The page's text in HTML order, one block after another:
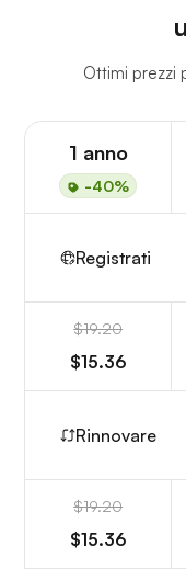
Ottimi prezzi
1 anno
-40%
Registrati
$19.20
$15.36
Rinnovare
$19.20
$15.36